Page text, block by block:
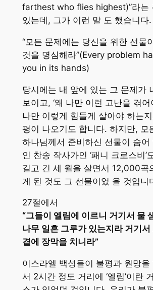
farthest who flies highest)”라는
있는데, 그가 이런 말 도 했습니다.
“모든 문제에는 당신을 위한 선물
것을 명심해라”(Every problem
you in its hands)
당시에는 내 앞에 있는 그 문제가
보이고, ‘왜 나만 이런 고난을 겪
나만 이렇게 힘들게 살아야 하는
평이 나오기도 합니다. 하지만, 모
하나님께서 준비하신 선물이 숨어
인 찬송 작사가인 ‘패니 크로스비’
길고 긴 세 월을 살면서 12,000곡
게 된 것도 그 선물이었 을 것입니
27절에서
“그들이 엘림에 이르니 거기서 물
나무 일흔 그루가 있는지라 거기서
곁에 장막을 치니라”
이스라엘 백성들이 불평과 원망을
서 2시간 정도 거리에 ‘엘림’이란